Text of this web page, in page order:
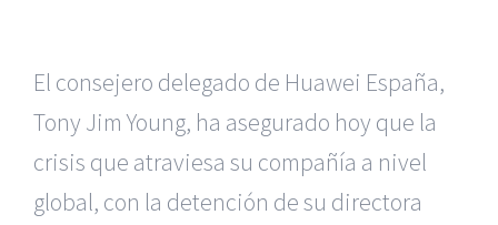
El consejero delegado de Huawei España,
Tony Jim Young, ha asegurado hoy que la
crisis que atraviesa su compañía a nivel
global, con la detención de su directora